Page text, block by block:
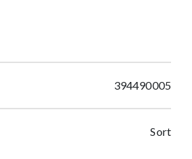
394490005
Sort